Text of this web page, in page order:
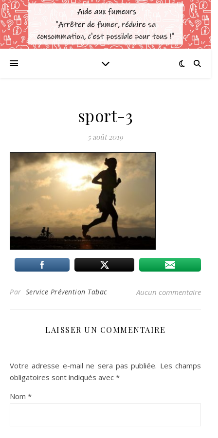
sport-3
5 août 2019
Par Service Prévention Tabac Aucun commentaire
LAISSER UN COMMENTAIRE
Votre adresse e-mail ne sera pas publiée. Les champs
obligatoires sont indiqués avec *
Nom *